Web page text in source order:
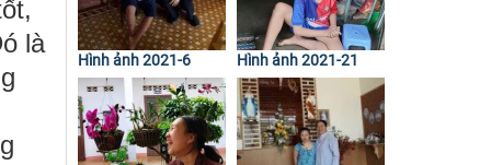
là
Hình ảnh 2021-6 Hình ảnh 2021-21